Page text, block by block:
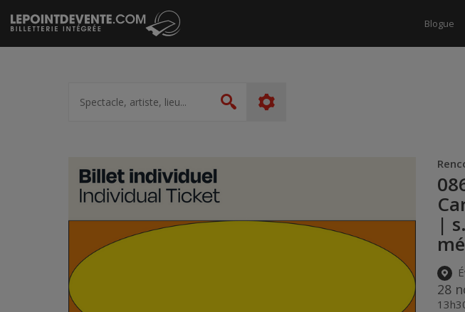
Passer
au
contenu
Blogue
artiste,
lieu...
Rechercher
|
28